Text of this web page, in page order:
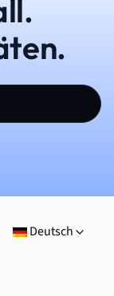
Deutsch